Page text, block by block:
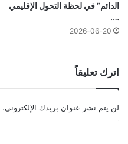
الدائم” في لحظة التحول الإقليمي
….
2026-06-20
اترك تعليقاً
لن يتم نشر عنوان بريدك الإلكتروني.